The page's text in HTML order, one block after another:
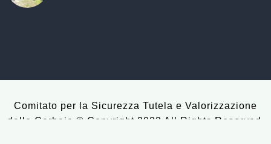
Comitato per la Sicurezza Tutela e Valorizzazione
delle Cerbaie © Copyright 2023 All Rights Reserved.